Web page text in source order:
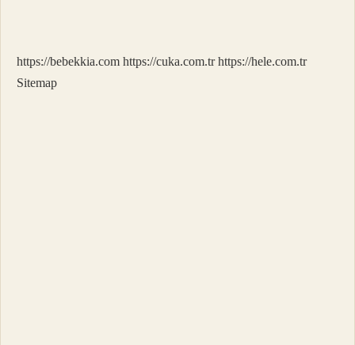
https://bebekkia.com https://cuka.com.tr https://hele.com.tr
Sitemap